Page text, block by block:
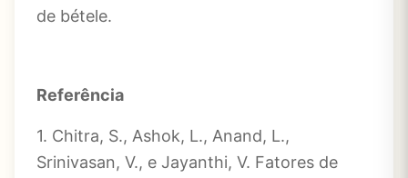
de bétele.
Referência
1. Chitra, S., Ashok, L., Anand, L.,
Srinivasan, V., e Jayanthi, V. Fatores de